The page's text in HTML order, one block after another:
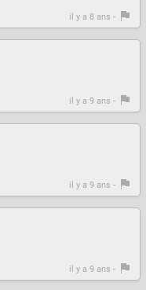
il y a 8 ans -
il y a 9 ans -
il y a 9 ans -
il y a 9 ans -